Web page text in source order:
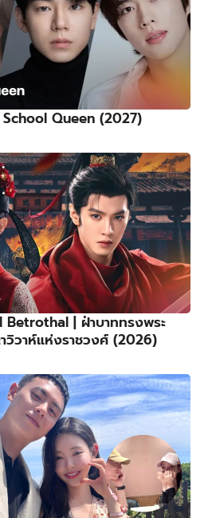
Queen (2027)
Betrothal | ฝ่าบาททรงพระ
วาห์แห่งราชวงศ์ (2026)